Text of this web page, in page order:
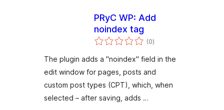
PRyC WP: Add
noindex tag
(0αξιολογήσεις
σύνολο
)
The plugin adds a "noindex" field in the
edit window for pages, posts and
custom post types (CPT), which, when
selected – after saving, adds …